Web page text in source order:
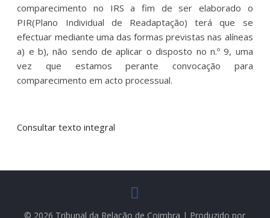
comparecimento no IRS a fim de ser elaborado o
PIR(Plano Individual de Readaptação) terá que se
efectuar mediante uma das formas previstas nas alíneas
a) e b), não sendo de aplicar o disposto no n.º 9, uma
vez que estamos perante convocação para
comparecimento em acto processual.
Consultar texto integral
© 2026 Tribunal da Relação de Coimbra | Produzido por